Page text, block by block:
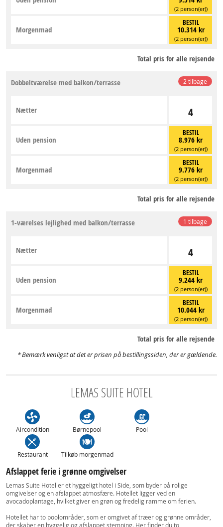
(2 person(er))
BESTIL
10.314 kr
(2 person(er))
Morgenmad
Total pris for alle rejsende
2 tilbage
Dobbeltværelse med balkon/terrasse
4
Nætter
BESTIL
8.976 kr
(2 person(er))
Uden pension
BESTIL
9.776 kr
(2 person(er))
Morgenmad
Total pris for alle rejsende
1 tilbage
1-værelses lejlighed med balkon/terrasse
4
Nætter
BESTIL
9.244 kr
(2 person(er))
Uden pension
BESTIL
10.044 kr
(2 person(er))
Morgenmad
Total pris for alle rejsende
Bemærk venligst at det er prisen på bestillingssiden, der er gældende.
LEMAS SUITE HOTEL
Aircondition Børnepool Pool
Restaurant Tilkøb morgenmad
Afslappet ferie i grønne omgivelser
Lemas Suite Hotel er et hyggeligt hotel i Side, som byder på rolige
omgivelser og en afslappet atmosfære. Hotellet ligger ved en
avocadoplantage, hvilket giver en grøn og fredelig ramme om ferien.
Hotellet har to poolområder, som er omgivet af træer og grønne områder,
der skaber en hyggelig og afslappet stemning. Her finder du to